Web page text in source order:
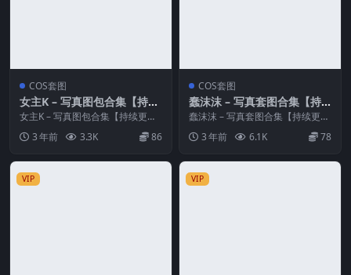
COS套图
女主K – 写真图包合集【持续
更新中】
女主K – 写真图包合集【持续更新
中】 资源简介 「资源名称」：女
主K – 写真...
3 年前 3.3K 86
COS套图
蠢沫沫 – 写真套图合集【持
续更新中】
蠢沫沫 – 写真套图合集【持续更新
中】 资源简介 「资源名称」：蠢
沫沫 – 写真...
3 年前 6.1K 78
VIP VIP